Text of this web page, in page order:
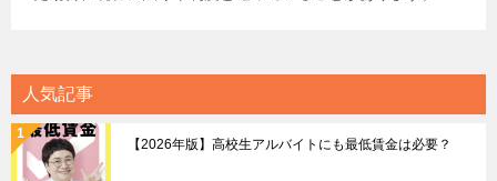
人気記事
【2026年版】高校生アルバイトにも最低賃金は必要？